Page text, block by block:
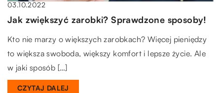
03.10.2022
Jak zwiększyć zarobki? Sprawdzone sposoby!
Kto nie marzy o większych zarobkach? Więcej pieniędzy
to większa swoboda, większy komfort i lepsze życie. Ale
w jaki sposób […]
CZYTAJ DALEJ